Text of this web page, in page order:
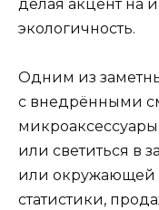
делая акцент на
экологичность.
Одним из
с внедрёнными
или светиться в
или окружающей
статистики,